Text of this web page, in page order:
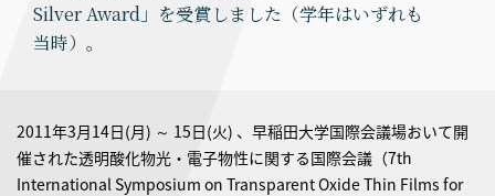
Silver Award」を受賞しました（学年はいずれも
当時）。
2011年3月14日(月) ～ 15日(火) 、早稲田大学国際会議場おいて開
催された透明酸化物光・電子物性に関する国際会議（7th
International Symposium on Transparent Oxide Thin Films for